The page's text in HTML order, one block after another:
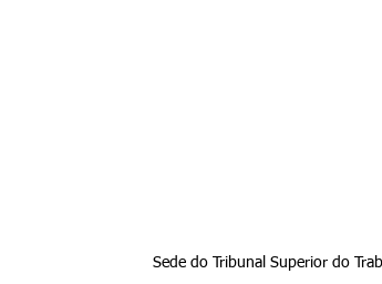
Sede do Tribunal Superior do